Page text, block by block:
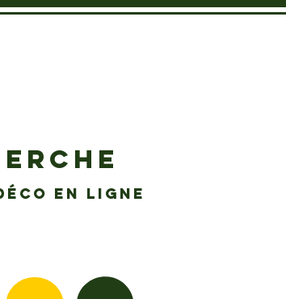
en ligne